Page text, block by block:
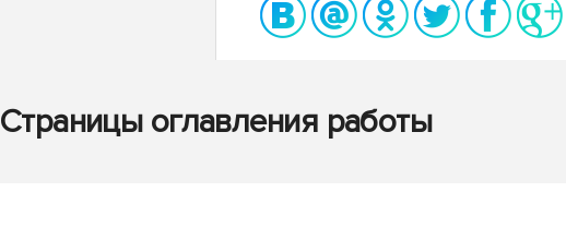
Страницы оглавления работы